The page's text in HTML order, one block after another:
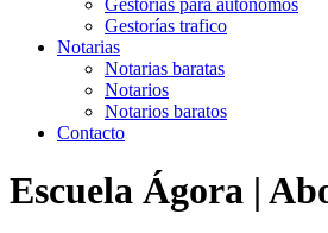
Gestorías para autónomos
Gestorías trafico
Notarias
Notarias baratas
Notarios
Notarios baratos
Contacto
Escuela Ágora |